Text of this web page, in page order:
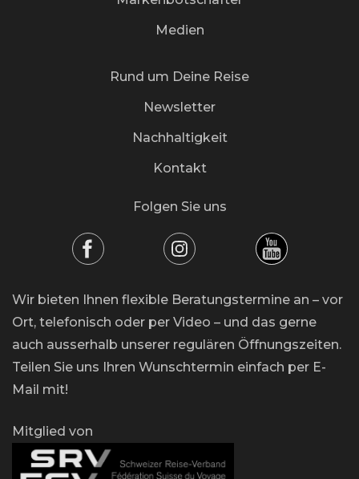
Medien
Rund um Deine Reise
Newsletter
Nachhaltigkeit
Kontakt
Folgen Sie uns
Wir bieten Ihnen flexible Beratungstermine an – vor
Ort, telefonisch oder per Video – und das gerne
auch ausserhalb unserer regulären Öffnungszeiten.
Teilen Sie uns Ihren Wunschtermin einfach per E-
Mail mit!
Mitglied von